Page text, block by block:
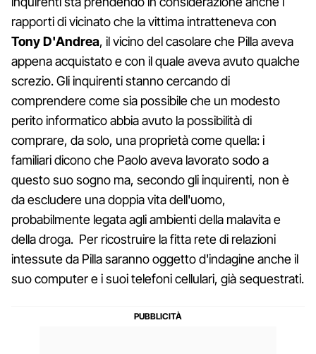
rapporti di vicinato che la vittima intratteneva con
Tony D'Andrea, il vicino del casolare che Pilla aveva
appena acquistato e con il quale aveva avuto qualche
screzio. Gli inquirenti stanno cercando di
comprendere come sia possibile che un modesto
perito informatico abbia avuto la possibilità di
comprare, da solo, una proprietà come quella: i
familiari dicono che Paolo aveva lavorato sodo a
questo suo sogno ma, secondo gli inquirenti, non è
da escludere una doppia vita dell'uomo,
probabilmente legata agli ambienti della malavita e
della droga. Per ricostruire la fitta rete di relazioni
intessute da Pilla saranno oggetto d'indagine anche il
suo computer e i suoi telefoni cellulari, già sequestrati.